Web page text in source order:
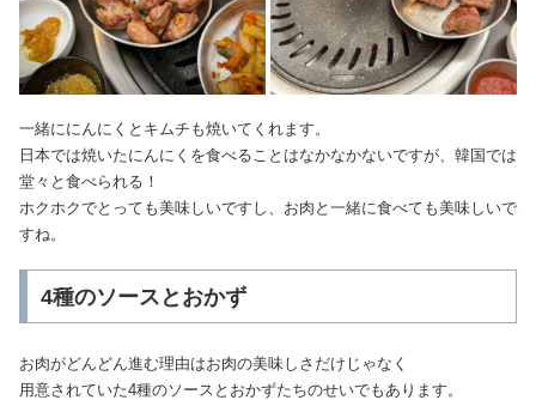
一緒ににんにくとキムチも焼いてくれます。
日本では焼いたにんにくを食べることはなかなかないですが、韓国では
堂々と食べられる！
ホクホクでとっても美味しいですし、お肉と一緒に食べても美味しいで
すね。
4種のソースとおかず
お肉がどんどん進む理由はお肉の美味しさだけじゃなく
用意されていた4種のソースとおかずたちのせいでもあります。